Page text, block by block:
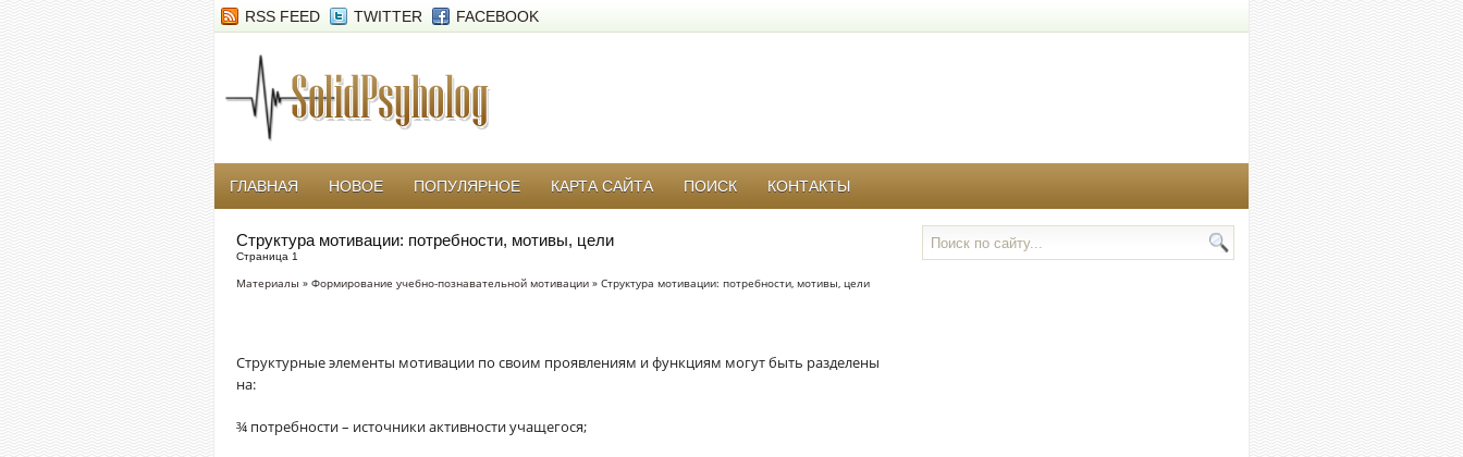
RSS FEED TWITTER FACEBOOK
ГЛАВНАЯ НОВОЕ ПОПУЛЯРНОЕ КАРТА САЙТА ПОИСК КОНТАКТЫ
Структура мотивации: потребности, мотивы, цели
Страница 1
Материалы » Формирование учебно-познавательной мотивации » Структура мотивации: потребности, мотивы, цели
Структурные элементы мотивации по своим проявлениям и функциям могут быть разделены
на:
¾ потребности – источники активности учащегося;